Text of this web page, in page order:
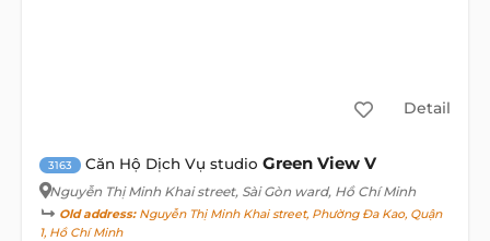
Detail
3163 Căn Hộ Dịch Vụ studio Green View V
Nguyễn Thị Minh Khai street, Sài Gòn ward, Hồ Chí Minh
Old address:Nguyễn Thị Minh Khai street, Phường Đa Kao, Quận
1, Hồ Chí Minh